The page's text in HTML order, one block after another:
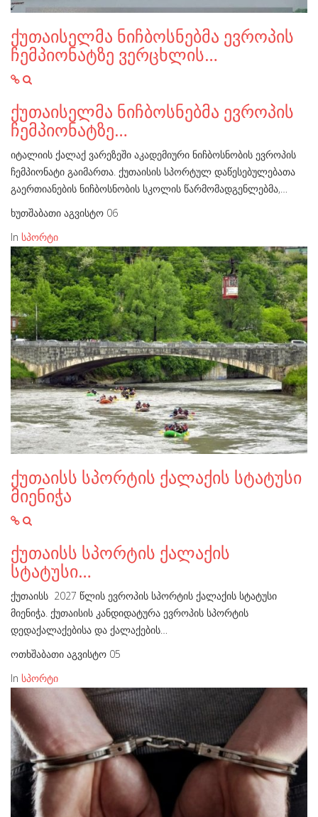
ქუთაისელმა ნიჩბოსნებმა ევროპის
ჩემპიონატზე ვერცხლის…
ქუთაისელმა ნიჩბოსნებმა ევროპის
ჩემპიონატზე…
იტალიის ქალაქ ვარეზეში აკადემიური ნიჩბოსნობის ევროპის
ჩემპიონატი გაიმართა. ქუთაისის სპორტულ დაწესებულებათა
გაერთიანების ნიჩბოსნობის სკოლის წარმომადგენლებმა,…
ხუთშაბათი აგვისტო 06
In სპორტი
ქუთაისს სპორტის ქალაქის სტატუსი
მიენიჭა
ქუთაისს სპორტის ქალაქის
სტატუსი…
ქუთაისს 2027 წლის ევროპის სპორტის ქალაქის სტატუსი
მიენიჭა. ქუთაისის კანდიდატურა ევროპის სპორტის
დედაქალაქებისა და ქალაქების…
ოთხშაბათი აგვისტო 05
In სპორტი